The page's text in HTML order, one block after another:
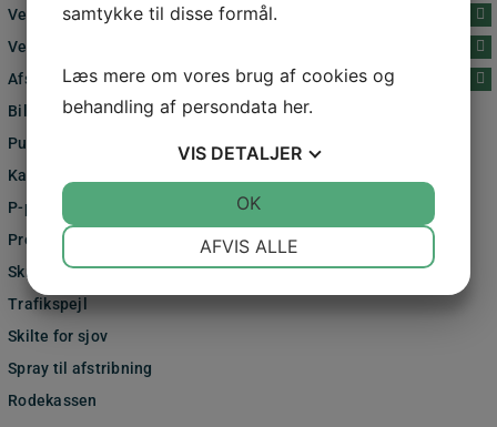
Vejbump og helleanlæg
Vejskilte og standere
Afspærringsmateriel
Bilspærre
Pullert
Kantpæl, snestok, skiltereol
P-pladser til elbiler
Premark Vejmarkering
Skraldespand & Affaldsstativ
Trafikspejl
Skilte for sjov
Spray til afstribning
Rodekassen
samtykke til disse formål.
Læs mere om vores brug af cookies og
behandling af persondata her.
VIS DETALJER
AFVIS ALLE
OK